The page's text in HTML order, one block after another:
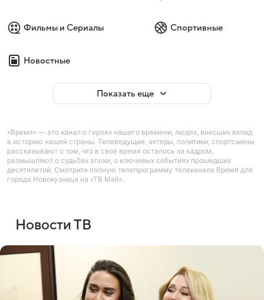
Фильмы и Сериалы Спортивные
Новостные
Показать еще
«Время» — это канал о героях нашего времени, людях, внесших вклад
в историю нашей страны. Телеведущие, актеры, политики, спортсмены
рассказывают о том, что в свое время осталось за кадром,
размышляют о судьбах эпохи, о ключевых событиях прошедших
десятилетий. Смотрите полную телепрограмму телеканала Время для
города Новокузнецк на «ТВ Mail».
Новости ТВ